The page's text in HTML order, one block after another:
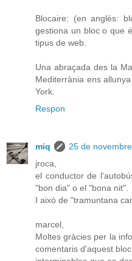
Blocaire: (en anglès:
gestiona un bloc o que
tipus de web.
Una abraçada des la
Mediterrània ens
York.
Respon
miq
25 de
jroca,
el conductor de
"bon dia" o el "bona nit".
I això de "tramuntana
marcel,
Moltes gràcies per la
comentaris d'aquest